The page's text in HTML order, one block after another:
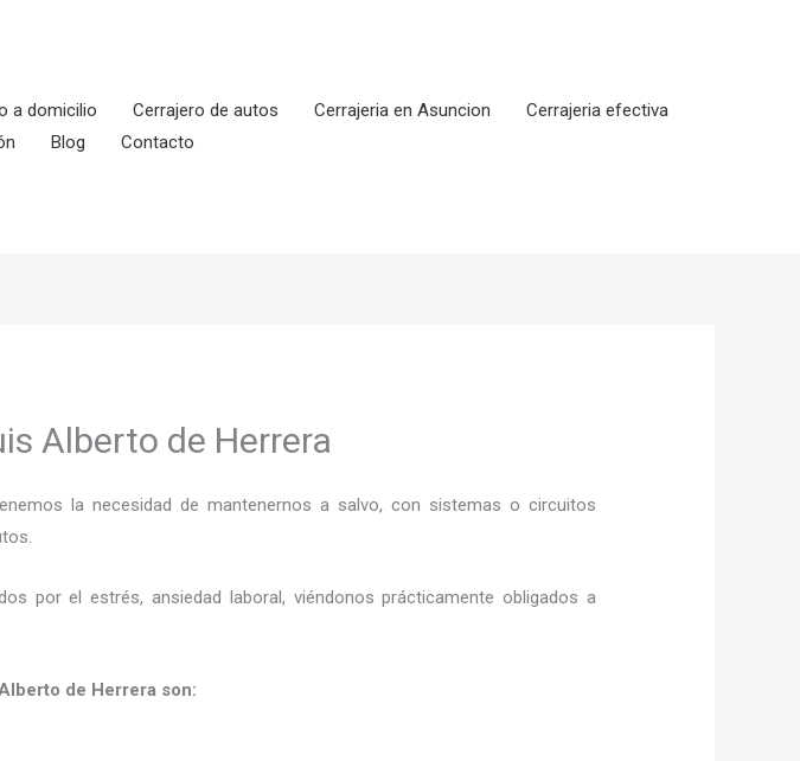
a domicilio Cerrajero de autos Cerrajeria en Asuncion
Cerrajeria efectiva
Blog Contacto
Alberto de Herrera
la necesidad de mantenernos a salvo, con sistemas o circuitos
por el estrés, ansiedad laboral, viéndonos prácticamente obligados a
de Herrera son: